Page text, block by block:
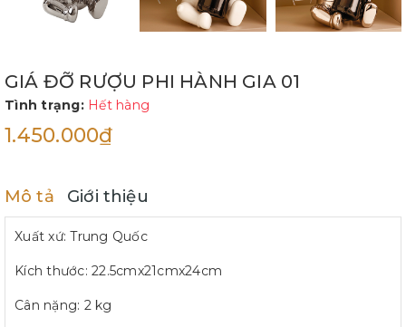
GIÁ ĐỠ RƯỢU PHI HÀNH GIA 01
Tình trạng: Hết hàng
1.450.000₫
Mô tả Giới thiệu
Xuất xứ: Trung Quốc
Kích thước: 22.5cmx21cmx24cm
Cân nặng: 2 kg